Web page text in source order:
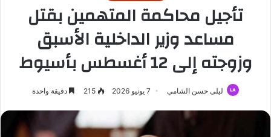
تأجيل محاكمة المتهمين بقتل
مساعد وزير الداخلية الأسبق
وزوجته إلى 12 أغسطس بأسيوط
ليلى حسن الشامي 7 يونيو 2026 215 دقيقة واحدة